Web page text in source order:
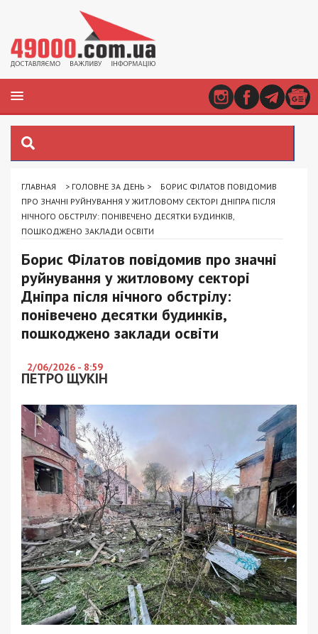
ГЛАВНАЯ > ГОЛОВНЕ ЗА ДЕНЬ >
БОРИС ФІЛАТОВ ПОВІДОМИВ
ПРО ЗНАЧНІ РУЙНУВАННЯ У ЖИТЛОВОМУ СЕКТОРІ ДНІПРА ПІСЛЯ
НІЧНОГО ОБСТРІЛУ: ПОНІВЕЧЕНО ДЕСЯТКИ БУДИНКІВ,
ПОШКОДЖЕНО ЗАКЛАДИ ОСВІТИ
Борис Філатов повідомив про значні
руйнування у житловому секторі
Дніпра після нічного обстрілу:
понівечено десятки будинків,
пошкоджено заклади освіти
2/06/2026 - 8:59
ПЕТРО ЩУКІН